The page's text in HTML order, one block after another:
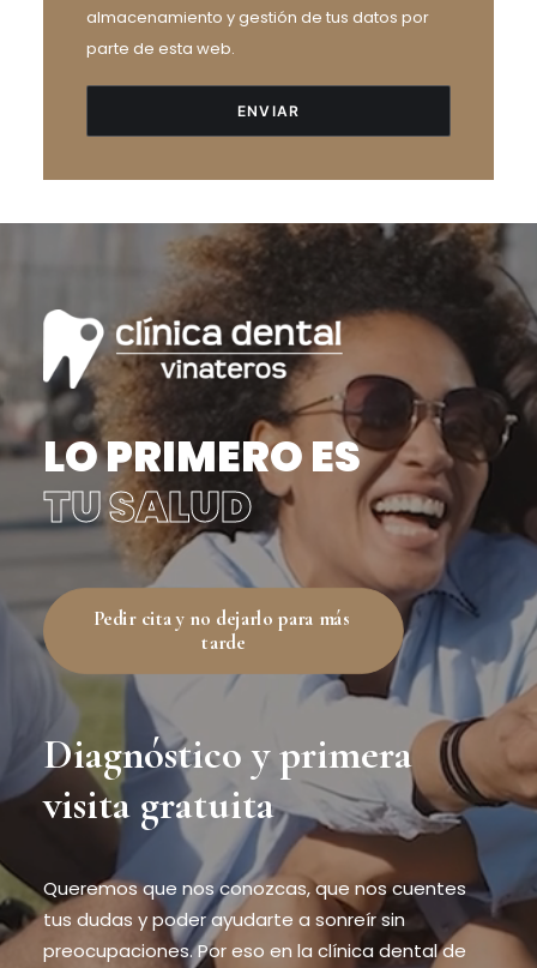
almacenamiento y gestión de tus datos por
parte de esta web.
LO PRIMERO ES
TU SALUD
Pedir cita y no dejarlo para más
tarde
Diagnóstico y primera
visita gratuita
Queremos que nos conozcas, que nos cuentes
tus dudas y poder ayudarte a sonreír sin
preocupaciones. Por eso en la clínica dental de